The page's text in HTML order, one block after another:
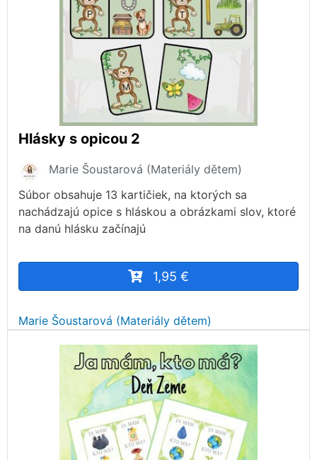
Hlásky s opicou 2
Marie Šoustarová (Materiály dětem)
Súbor obsahuje 13 kartičiek, na ktorých sa
nachádzajú opice s hláskou a obrázkami slov, ktoré
na danú hlásku začínajú
1,95 €
Marie Šoustarová (Materiály dětem)